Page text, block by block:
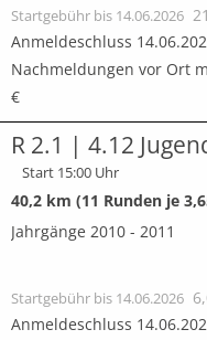
Startgebühr bis 14.06.2026
Anmeldeschluss
Nachmeldungen vor Ort
€
R 2.1 | 4.12
Start 15:00 Uhr
40,2 km (11 Runden je
Jahrgänge 2010 - 2011
Startgebühr bis 14.06.2026
Anmeldeschluss